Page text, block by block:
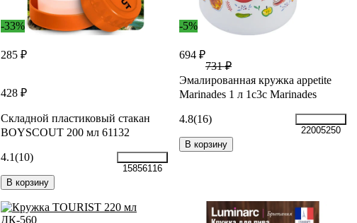
-33%
285 ₽
428 ₽
Складной пластиковый стакан
BOYSCOUT 200 мл 61132
4.1(10)
15856116
В корзину
-5%
694 ₽
731 ₽
Эмалированная кружка appetite
Marinades 1 л 1с3с Marinades
4.8(16)
22005250
В корзину